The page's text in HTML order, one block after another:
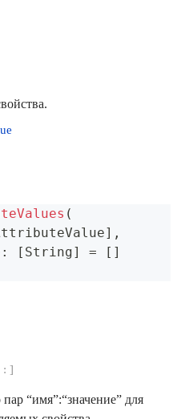
(
] ,
: [ String] = [ ]
: ]
“имя”:“значение” для